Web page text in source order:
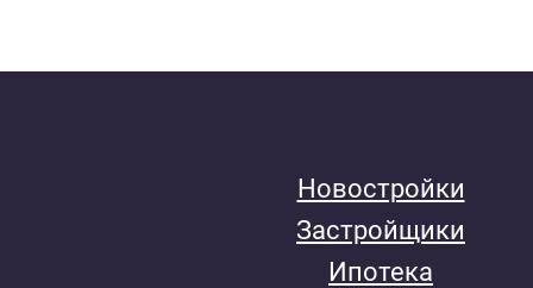
Новостройки
Застройщики
Ипотека